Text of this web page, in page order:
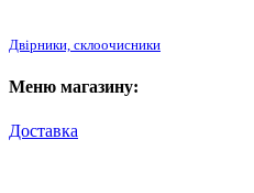
Двірники, склоочисники
Меню магазину:
Доставка